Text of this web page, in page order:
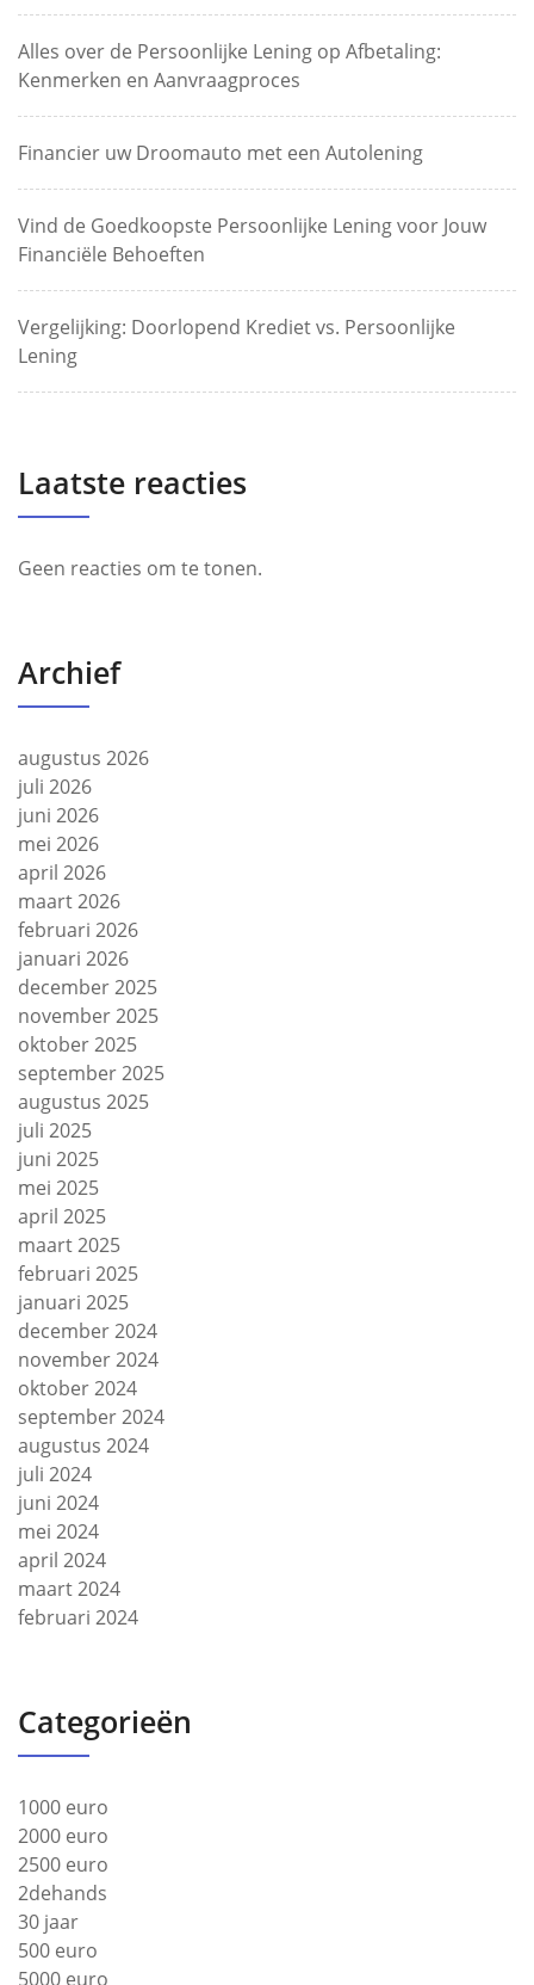
Alles over de Persoonlijke Lening op Afbetaling:
Kenmerken en Aanvraagproces
Financier uw Droomauto met een Autolening
Vind de Goedkoopste Persoonlijke Lening voor Jouw
Financiële Behoeften
Vergelijking: Doorlopend Krediet vs. Persoonlijke
Lening
Laatste reacties
Geen reacties om te tonen.
Archief
augustus 2026
juli 2026
juni 2026
mei 2026
april 2026
maart 2026
februari 2026
januari 2026
december 2025
november 2025
oktober 2025
september 2025
augustus 2025
juli 2025
juni 2025
mei 2025
april 2025
maart 2025
februari 2025
januari 2025
december 2024
november 2024
oktober 2024
september 2024
augustus 2024
juli 2024
juni 2024
mei 2024
april 2024
maart 2024
februari 2024
Categorieën
1000 euro
2000 euro
2500 euro
2dehands
30 jaar
500 euro
5000 euro